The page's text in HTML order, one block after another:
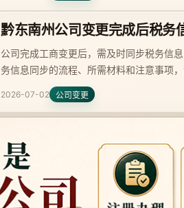
黔东南州公司变更完成后税务
公司完成工商变更后，需及时同步税务信
务信息同步的流程、所需材料和注意事项
2026-07-02 公司变更